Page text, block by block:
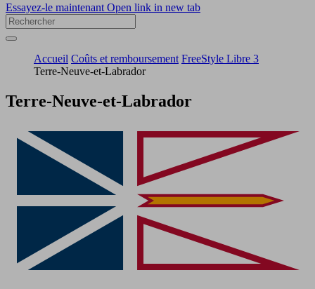
Essayez-le maintenant Open link in new tab
Accueil Coûts et remboursement FreeStyle Libre 3
Terre-Neuve-et-Labrador
Terre-Neuve-et-Labrador